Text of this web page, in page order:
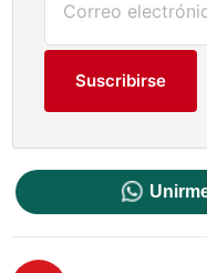
Suscribirse